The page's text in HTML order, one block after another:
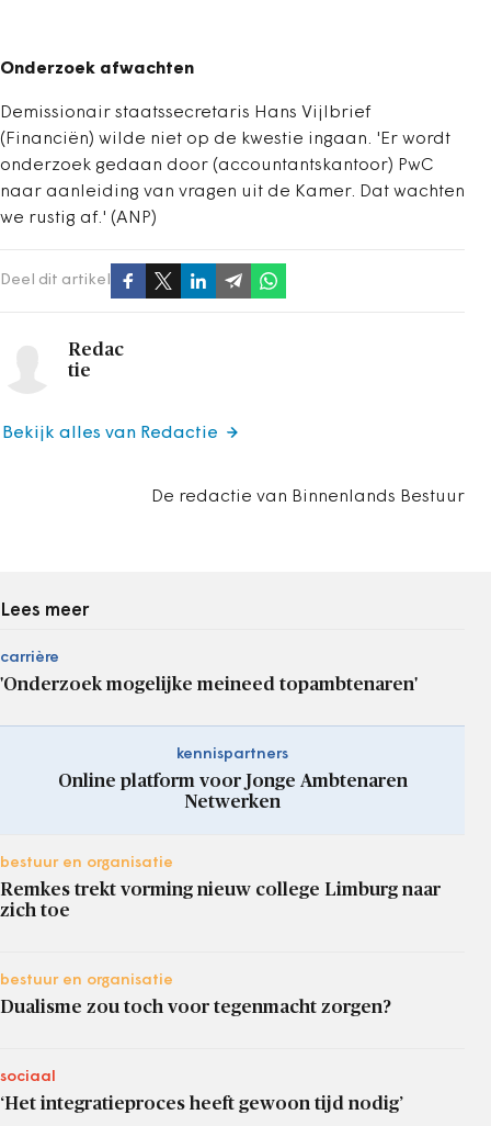
Onderzoek afwachten
Demissionair staatssecretaris Hans Vijlbrief
(Financiën) wilde niet op de kwestie ingaan. 'Er wordt
onderzoek gedaan door (accountantskantoor) PwC
naar aanleiding van vragen uit de Kamer. Dat wachten
we rustig af.' (ANP)
Deel dit artikel
Redac
tie
De redactie van Binnenlands Bestuur
Bekijk alles van Redactie
Lees meer
carrière
'Onderzoek mogelijke meineed topambtenaren'
kennispartners
Online platform voor Jonge Ambtenaren
Netwerken
bestuur en organisatie
Remkes trekt vorming nieuw college Limburg naar
zich toe
bestuur en organisatie
Dualisme zou toch voor tegenmacht zorgen?
sociaal
‘Het integratieproces heeft gewoon tijd nodig’